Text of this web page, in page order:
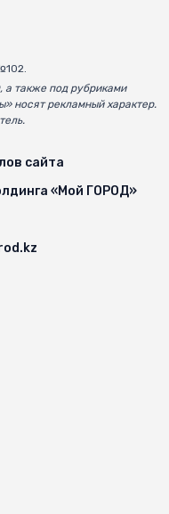
а также под рубриками
носят рекламный характер.
сайта
«Мой ГОРОД»